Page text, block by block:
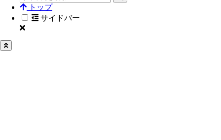
トップ
サイドバー